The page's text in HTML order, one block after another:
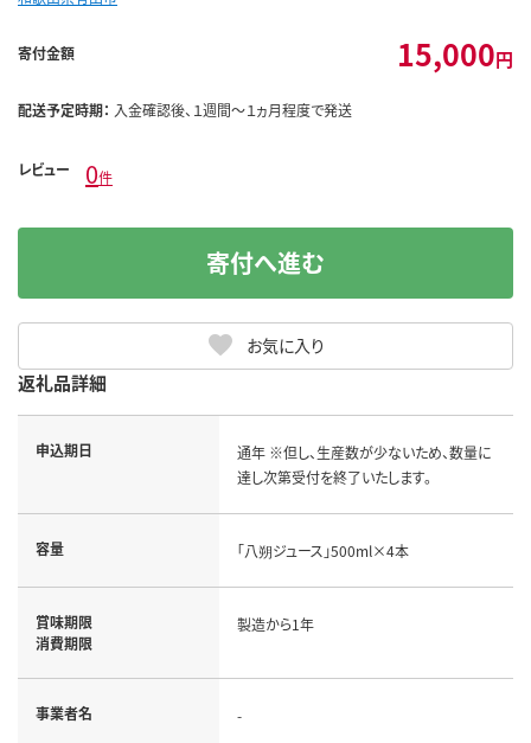
寄付金額 15,000円
配送予定時期： 入金確認後、１週間～１ヵ月程度で発送
レビュー 0件
お気に入り
寄付へ進む
返礼品詳細
申込期日
通年 ※但し、生産数が少ないため、数量に
達し次第受付を終了いたします。
容量 「八朔ジュース」500ml×4本
賞味期限
消費期限
製造から1年
事業者名 -